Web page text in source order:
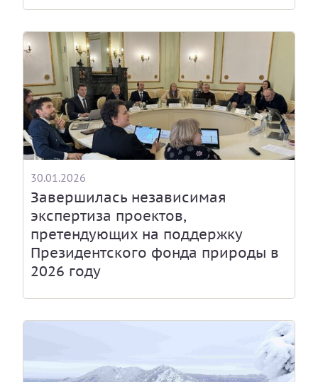
30.01.2026
Завершилась независимая
экспертиза проектов,
претендующих на поддержку
Президентского фонда природы в
2026 году